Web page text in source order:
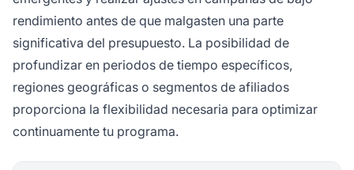
rendimiento antes de que malgasten una parte
significativa del presupuesto. La posibilidad de
profundizar en periodos de tiempo específicos,
regiones geográficas o segmentos de afiliados
proporciona la flexibilidad necesaria para optimizar
continuamente tu programa.